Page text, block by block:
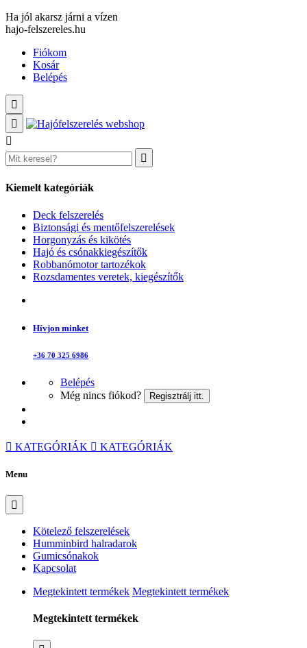
Ha jól akarsz járni a vízen
hajo-felszereles.hu
Fiókom
Kosár
Belépés
Kiemelt kategóriák
Deck felszerelés
Biztonsági és mentőfelszerelések
Horgonyzás és kikötés
Hajó és csónakkiegészítők
Robbanómotor tartozékok
Rozsdamentes veretek, kiegészítők
Hívjon minket
+36 70 325 6986
Belépés
Még nincs fiókod?
Regisztrálj itt.
KATEGÓRIÁK KATEGÓRIÁK
Menu
Kötelező felszerelések
Humminbird halradarok
Gumicsónakok
Kapcsolat
Megtekintett termékek Megtekintett termékek
Megtekintett termékek